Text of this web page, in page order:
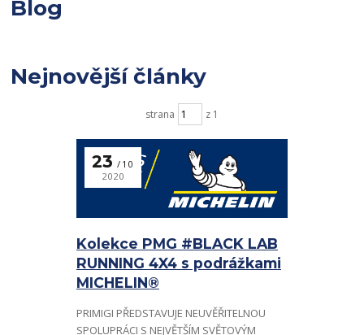
Blog
Nejnovější články
strana z 1
Kolekce PMG #BLACK LAB
RUNNING 4X4 s podrážkami
MICHELIN®
23
10
2020
PRIMIGI PŘEDSTAVUJE NEUVĚŘITELNOU
SPOLUPRÁCI S NEJVĚTŠÍM SVĚTOVÝM